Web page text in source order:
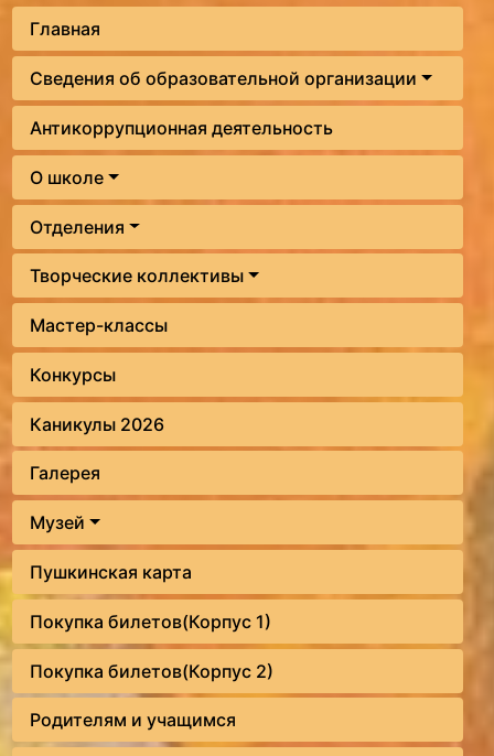
Главная
Сведения об образовательной организации
Антикоррупционная деятельность
О школе
Отделения
Творческие коллективы
Мастер-классы
Конкурсы
Каникулы 2026
Галерея
Музей
Пушкинская карта
Покупка билетов(Корпус 1)
Покупка билетов(Корпус 2)
Родителям и учащимся